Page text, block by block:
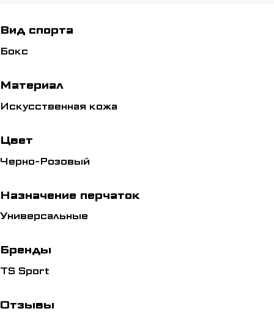
Вид спорта
Бокс
Материал
Искусственная кожа
Цвет
Черно-Розовый
Назначение перчаток
Универсальные
Бренды
TS Sport
Отзывы